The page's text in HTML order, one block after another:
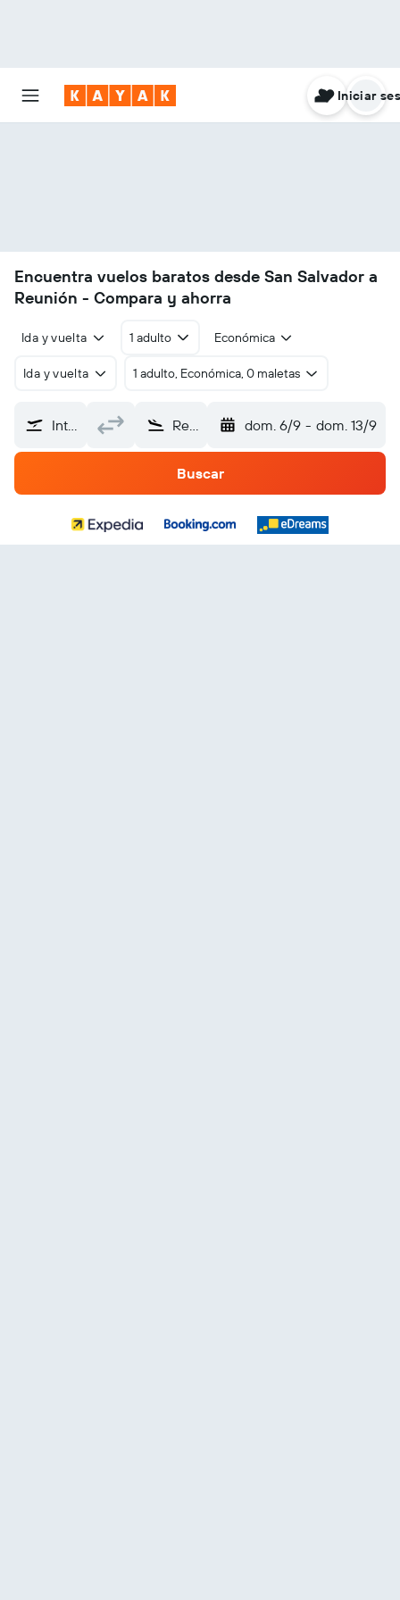
Iniciar
Encuentra vuelos baratos desde San Salvador a
Reunión - Compara y ahorra
Ida y vuelta 1 adulto Económica
Ida y vuelta 1 adulto, Económica, 0 maletas
Internacional de El Salvador (SAL) Reunión dom. 6/9 - dom. 13/9
Buscar